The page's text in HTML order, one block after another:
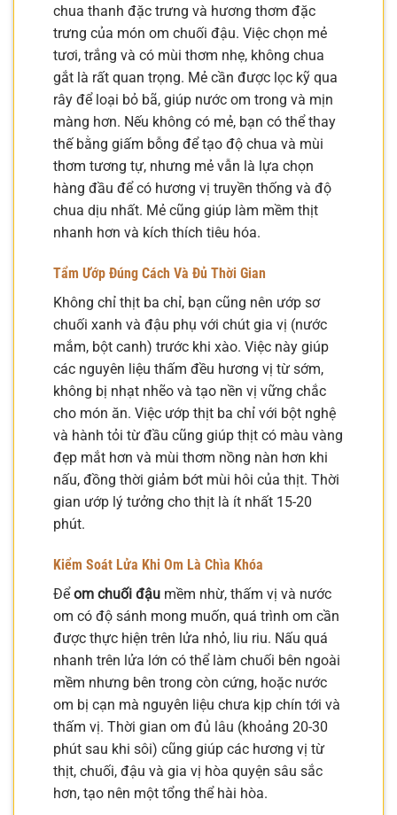
chua thanh đặc trưng và hương thơm đặc
trưng của món om chuối đậu. Việc chọn mẻ
tươi, trắng và có mùi thơm nhẹ, không chua
gắt là rất quan trọng. Mẻ cần được lọc kỹ qua
rây để loại bỏ bã, giúp nước om trong và mịn
màng hơn. Nếu không có mẻ, bạn có thể thay
thế bằng giấm bỗng để tạo độ chua và mùi
thơm tương tự, nhưng mẻ vẫn là lựa chọn
hàng đầu để có hương vị truyền thống và độ
chua dịu nhất. Mẻ cũng giúp làm mềm thịt
nhanh hơn và kích thích tiêu hóa.
Tẩm Ướp Đúng Cách Và Đủ Thời Gian
Không chỉ thịt ba chỉ, bạn cũng nên ướp sơ
chuối xanh và đậu phụ với chút gia vị (nước
mắm, bột canh) trước khi xào. Việc này giúp
các nguyên liệu thấm đều hương vị từ sớm,
không bị nhạt nhẽo và tạo nền vị vững chắc
cho món ăn. Việc ướp thịt ba chỉ với bột nghệ
và hành tỏi từ đầu cũng giúp thịt có màu vàng
đẹp mắt hơn và mùi thơm nồng nàn hơn khi
nấu, đồng thời giảm bớt mùi hôi của thịt. Thời
gian ướp lý tưởng cho thịt là ít nhất 15-20
phút.
Kiểm Soát Lửa Khi Om Là Chìa Khóa
Đểom chuối đậu mềm nhừ, thấm vị và nước
om có độ sánh mong muốn, quá trình om cần
được thực hiện trên lửa nhỏ, liu riu. Nấu quá
nhanh trên lửa lớn có thể làm chuối bên ngoài
mềm nhưng bên trong còn cứng, hoặc nước
om bị cạn mà nguyên liệu chưa kịp chín tới và
thấm vị. Thời gian om đủ lâu (khoảng 20-30
phút sau khi sôi) cũng giúp các hương vị từ
thịt, chuối, đậu và gia vị hòa quyện sâu sắc
hơn, tạo nên một tổng thể hài hòa.